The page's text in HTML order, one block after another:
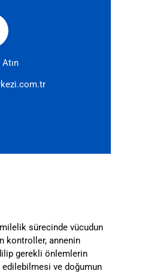
sürecinde vücudun
kontroller, annenin
gerekli önlemlerin
edilebilmesi ve doğumun